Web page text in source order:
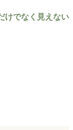
けでなく見えない